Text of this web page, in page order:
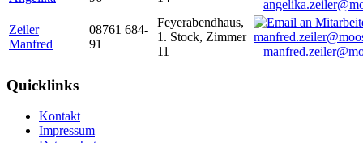
Zeiler
Manfred
08761 684-
91
Feyerabendhaus,
1. Stock, Zimmer
11
Quicklinks
Kontakt
Impressum